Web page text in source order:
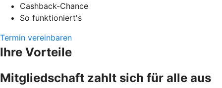
Cashback-Chance
So funktioniert's
Termin vereinbaren
Ihre Vorteile
Mitgliedschaft zahlt sich für alle aus